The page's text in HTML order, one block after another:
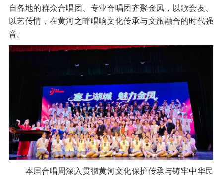
自各地的群众合唱团、专业合唱团齐聚金凤，以歌会友、
以艺传情，在黄河之畔唱响文化传承与文旅融合的时代强
音。
本届合唱周深入贯彻黄河文化保护传承与铸牢中华民